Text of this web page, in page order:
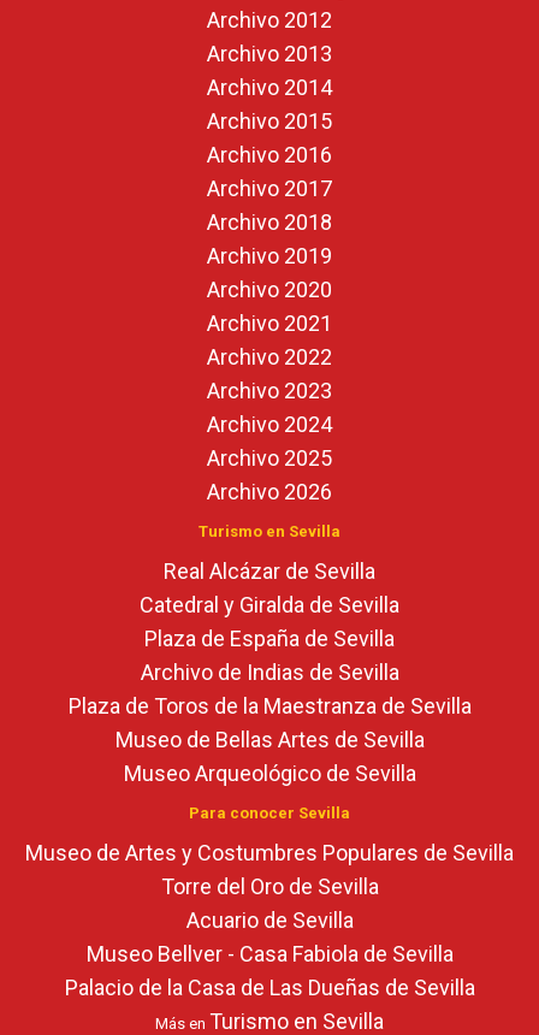
Archivo 2012
Archivo 2013
Archivo 2014
Archivo 2015
Archivo 2016
Archivo 2017
Archivo 2018
Archivo 2019
Archivo 2020
Archivo 2021
Archivo 2022
Archivo 2023
Archivo 2024
Archivo 2025
Archivo 2026
Turismo en Sevilla
Real Alcázar de Sevilla
Catedral y Giralda de Sevilla
Plaza de España de Sevilla
Archivo de Indias de Sevilla
Plaza de Toros de la Maestranza de Sevilla
Museo de Bellas Artes de Sevilla
Museo Arqueológico de Sevilla
Para conocer Sevilla
Museo de Artes y Costumbres Populares de Sevilla
Torre del Oro de Sevilla
Acuario de Sevilla
Museo Bellver - Casa Fabiola de Sevilla
Palacio de la Casa de Las Dueñas de Sevilla
Más en Turismo en Sevilla